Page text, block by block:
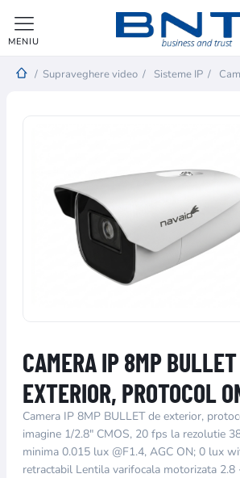
MENIU
/ Supraveghere video / Sisteme IP /
CAMERA IP 8MP
EXTERIOR, PROTOCOL
Camera IP 8MP BULLET de exterior,
imagine 1/2.8" CMOS, 20 fps la rezolutie
minima 0.015 lux @F1.4, AGC ON; 0 lux
retractabil Lentila varifocala motorizata